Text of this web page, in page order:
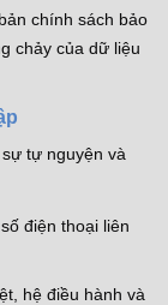
chính sách bảo
chảy của dữ liệu
tự nguyện và
điện thoại liên
hệ điều hành và